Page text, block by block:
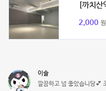
[까치산
2,000
이슬
깔끔하고 넘 좋았습니당💕